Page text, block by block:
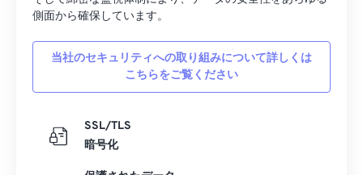
側面から確保しています。
当社のセキュリティへの取り組みについて詳しくは
こちらをご覧ください
SSL/TLS
暗号化